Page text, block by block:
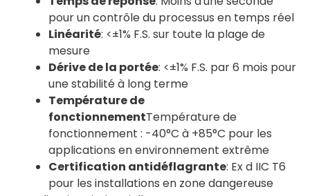
pour un contrôle du processus en temps réel
Linéarité: <±1% F.S. sur toute la plage de
mesure
Dérive de la portée: <±1% F.S. par 6 mois pour
une stabilité à long terme
Température de
fonctionnementTempérature de
fonctionnement : -40°C à +85°C pour les
applications en environnement extrême
Certification antidéflagrante: Ex d IIC T6
pour les installations en zone dangereuse